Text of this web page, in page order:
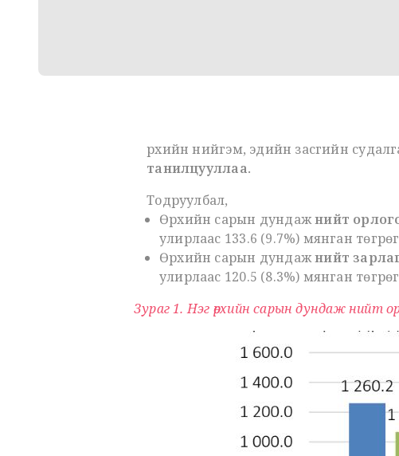
рхийн нийгэм, эдийн засгийн
танилцууллаа.
Тодруулбал,
Өрхийн сарын дундажнийт
улирлаас 133.6 (9.7%) мянган
Өрхийн сарын дундажнийт
улирлаас 120.5 (8.3%) мянган
Зураг 1. Нэг өрхийн сарын дундаж нийт